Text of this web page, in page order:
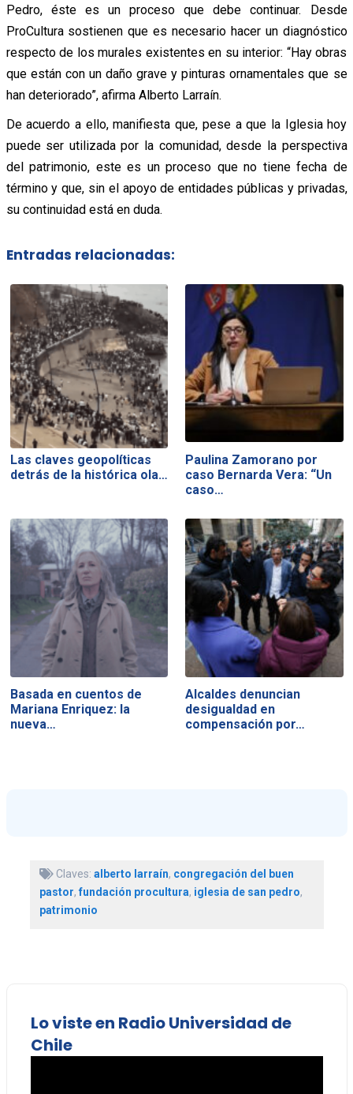
Pedro, éste es un proceso que debe continuar. Desde
ProCultura sostienen que es necesario hacer un diagnóstico
respecto de los murales existentes en su interior: “Hay obras
que están con un daño grave y pinturas ornamentales que se
han deteriorado”, afirma Alberto Larraín.
De acuerdo a ello, manifiesta que, pese a que la Iglesia hoy
puede ser utilizada por la comunidad, desde la perspectiva
del patrimonio, este es un proceso que no tiene fecha de
término y que, sin el apoyo de entidades públicas y privadas,
su continuidad está en duda.
Entradas relacionadas:
Las claves geopolíticas
detrás de la histórica ola…
Paulina Zamorano por
caso Bernarda Vera: “Un
caso…
Basada en cuentos de
Mariana Enriquez: la
nueva…
Alcaldes denuncian
desigualdad en
compensación por…
Claves: alberto larraín, congregación del buen
pastor,fundación procultura, iglesia de san pedro,
patrimonio
Lo viste en Radio Universidad de
Chile